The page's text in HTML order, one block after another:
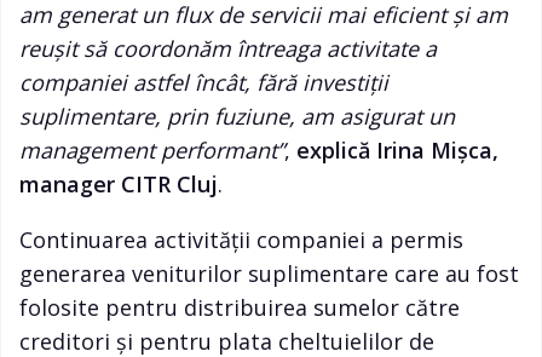
am generat un flux de servicii mai eficient și am
reușit să coordonăm întreaga activitate a
companiei astfel încât, fără investiții
suplimentare, prin fuziune, am asigurat un
management performant”, explică Irina Mișca,
manager CITR Cluj.
Continuarea activității companiei a permis
generarea veniturilor suplimentare care au fost
folosite pentru distribuirea sumelor către
creditori şi pentru plata cheltuielilor de